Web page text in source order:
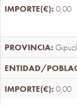
0,00
0,00